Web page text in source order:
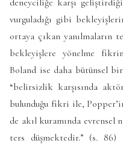
vurguladığı gibi
ortaya çıkan yanılmaların
bekleyişlere yönelme
Boland ise daha bütünsel
“belirsizlik karşısında
bulunduğu fikri ile,
de akıl kuramında evrensel
ters düşmektedir.” (s. 86)